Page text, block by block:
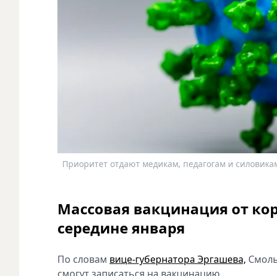
Приоритет отдают медикам, педагогам и
Массовая вакцинация от
середине января
По словам вице-губернатора Эргашева,
смогут записаться на вакцинацию.